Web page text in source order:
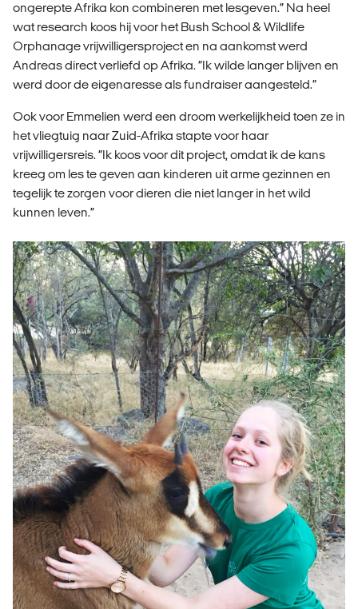
ongerepte Afrika kon combineren met lesgeven.” Na heel
wat research koos hij voor het Bush School & Wildlife
Orphanage vrijwilligersproject en na aankomst werd
Andreas direct verliefd op Afrika. “Ik wilde langer blijven en
werd door de eigenaresse als fundraiser aangesteld.”
Ook voor Emmelien werd een droom werkelijkheid toen ze in
het vliegtuig naar Zuid-Afrika stapte voor haar
vrijwilligersreis. “Ik koos voor dit project, omdat ik de kans
kreeg om les te geven aan kinderen uit arme gezinnen en
tegelijk te zorgen voor dieren die niet langer in het wild
kunnen leven.”